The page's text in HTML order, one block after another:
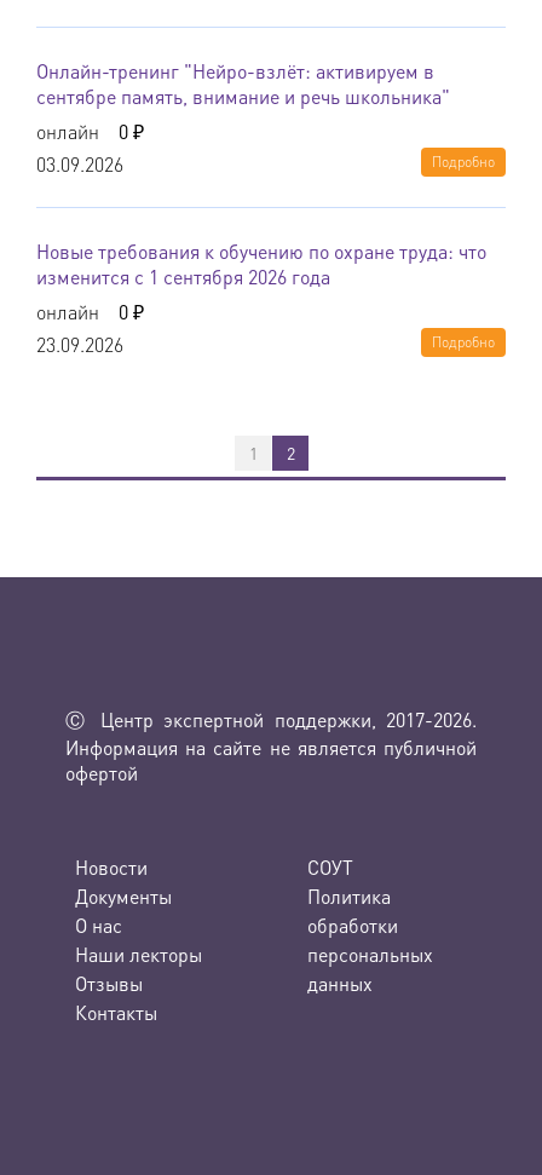
Онлайн-тренинг "Нейро-взлёт: активируем в
сентябре память, внимание и речь школьника"
онлайн
03.09.2026
0 ₽
Подробно
Новые требования к обучению по охране труда: что
изменится с 1 сентября 2026 года
онлайн
23.09.2026
0 ₽
Подробно
1 2
Ⓒ Центр экспертной поддержки, 2017-2026.
Информация на сайте не является публичной
офертой
Новости
Документы
О нас
Наши лекторы
Отзывы
Контакты
СОУТ
Политика
обработки
персональных
данных